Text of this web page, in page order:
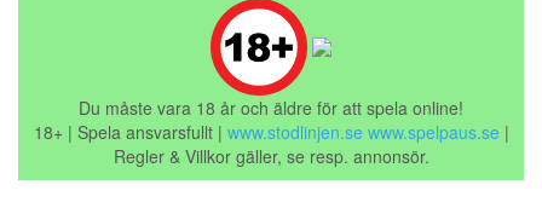
Du måste vara 18 år och äldre för att spela online!
18+ | Spela ansvarsfullt | www.stodlinjen.se www.spelpaus.se |
Regler & Villkor gäller, se resp. annonsör.